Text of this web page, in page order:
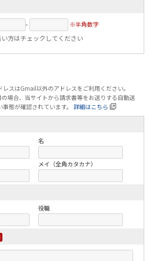
- ※半角数字
い方はチェックしてください
スはGmail以外のアドレスをご利用ください。
場合、当サイトから請求書等をお送りする自動送
態が確認されています。 詳細はこちら
名
メイ（全角カタカナ）
役職